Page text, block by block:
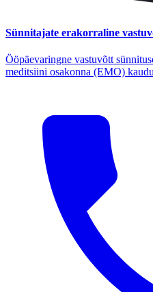
Sünnitajate erakorraline
Ööpäevaringne vastuvõtt
meditsiini osakonna (EMO)